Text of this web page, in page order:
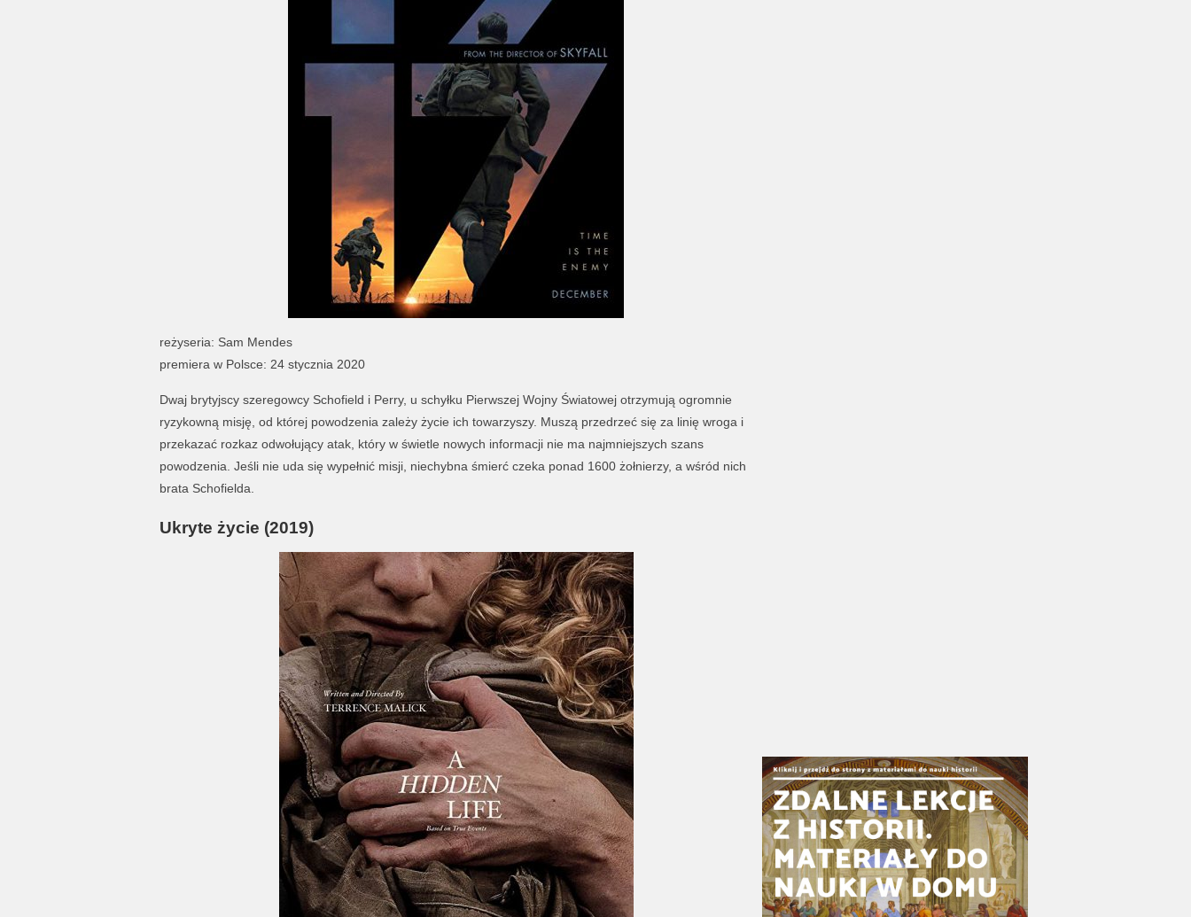
reżyseria: Sam Mendes
premiera w Polsce: 24 stycznia 2020
Dwaj brytyjscy szeregowcy Schofield i Perry, u schyłku Pierwszej Wojny Światowej otrzymują ogromnie
ryzykowną misję, od której powodzenia zależy życie ich towarzyszy. Muszą przedrzeć się za linię wroga i
przekazać rozkaz odwołujący atak, który w świetle nowych informacji nie ma najmniejszych szans
powodzenia. Jeśli nie uda się wypełnić misji, niechybna śmierć czeka ponad 1600 żołnierzy, a wśród nich
brata Schofielda.
Ukryte życie (2019)